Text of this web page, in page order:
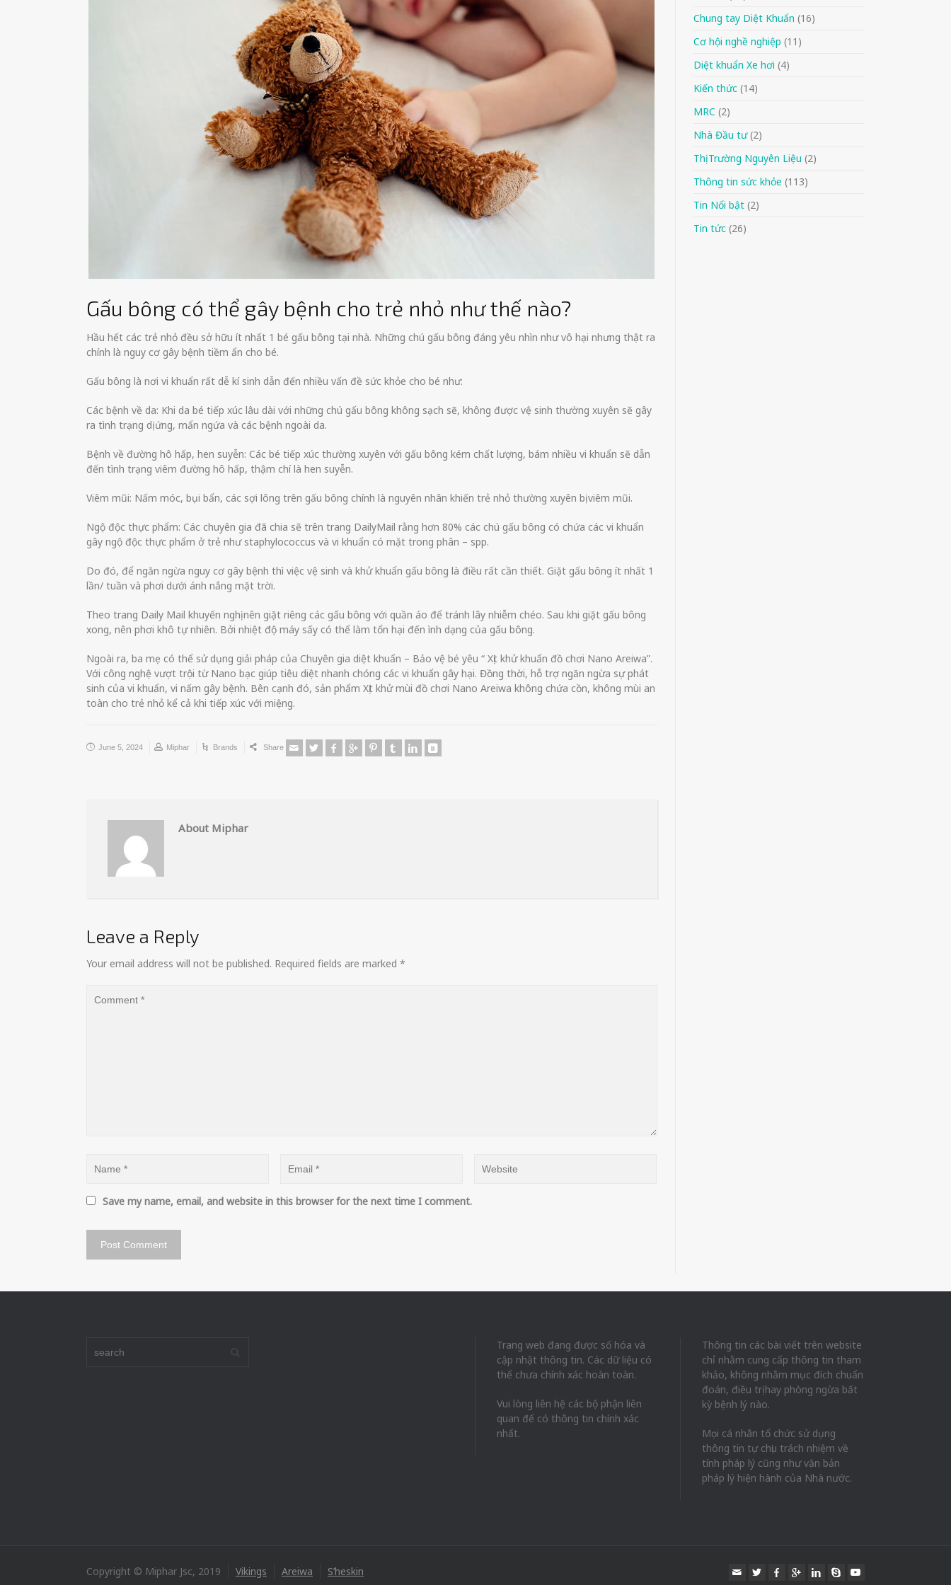
Gấu bông có thể gây bệnh cho trẻ nhỏ như thế nào?
Hầu hết các trẻ nhỏ đều sở hữu ít nhất 1 bé gấu bông tại nhà. Những chú gấu bông đáng yêu nhìn như vô hại nhưng thật ra
chính là nguy cơ gây bệnh tiềm ẩn cho bé.
Gấu bông là nơi vi khuẩn rất dễ kí sinh dẫn đến nhiều vấn đề sức khỏe cho bé như:
Các bệnh về da: Khi da bé tiếp xúc lâu dài với những chú gấu bông không sạch sẽ, không được vệ sinh thường xuyên sẽ gây
ra tình trạng dị ứng, mẩn ngứa và các bệnh ngoài da.
Bệnh về đường hô hấp, hen suyễn: Các bé tiếp xúc thường xuyên với gấu bông kém chất lượng, bám nhiều vi khuẩn sẽ dẫn
đến tình trạng viêm đường hô hấp, thậm chí là hen suyễn.
Viêm mũi: Nấm móc, bụi bẩn, các sợi lông trên gấu bông chính là nguyên nhân khiến trẻ nhỏ thường xuyên bị viêm mũi.
Ngộ độc thực phẩm: Các chuyên gia đã chia sẽ trên trang DailyMail rằng hơn 80% các chú gấu bông có chứa các vi khuẩn
gây ngộ độc thực phẩm ở trẻ như staphylococcus và vi khuẩn có mặt trong phân – spp.
Do đó, để ngăn ngừa nguy cơ gây bệnh thì việc vệ sinh và khử khuẩn gấu bông là điều rất cần thiết. Giặt gấu bông ít nhất 1
lần/ tuần và phơi dưới ánh nắng mặt trời.
Theo trang Daily Mail khuyến nghị nên giặt riêng các gấu bông với quần áo để tránh lây nhiễm chéo. Sau khi giặt gấu bông
xong, nên phơi khô tự nhiên. Bởi nhiệt độ máy sấy có thể làm tổn hại đến ình dạng của gấu bông.
Ngoài ra, ba mẹ có thể sử dụng giải pháp của Chuyên gia diệt khuẩn – Bảo vệ bé yêu “ Xịt khử khuẩn đồ chơi Nano Areiwa”.
Với công nghệ vượt trội từ Nano bạc giúp tiêu diệt nhanh chóng các vi khuẩn gây hại. Đồng thời, hỗ trợ ngăn ngừa sự phát
sinh của vi khuẩn, vi nấm gây bệnh. Bên cạnh đó, sản phẩm Xịt khử mùi đồ chơi Nano Areiwa không chứa cồn, không mùi an
toàn cho trẻ nhỏ kể cả khi tiếp xúc với miệng.
June 5, 2024 Miphar Brands Share
About Miphar
Leave a Reply
Your email address will not be published. Required fields are marked *
Save my name, email, and website in this browser for the next time I comment.
Chung tay Diệt Khuẩn (16)
Cơ hội nghề nghiệp (11)
Diệt khuẩn Xe hơi (4)
Kiến thức(14)
MRC (2)
Nhà Đầu tư(2)
Thị Trường Nguyên Liệu (2)
Thông tin sức khỏe (113)
Tin Nổi bật(2)
Tin tức(26)
Trang web đang được số hóa và
cập nhật thông tin. Các dữ liệu có
thể chưa chính xác hoàn toàn.
Vui lòng liên hệ các bộ phận liên
quan để có thông tin chính xác
nhất.
Thông tin các bài viết trên website
chỉ nhằm cung cấp thông tin tham
khảo, không nhằm mục đích chuẩn
đoán, điều trị hay phòng ngừa bất
kỳ bệnh lý nào.
Mọi cá nhân tổ chức sử dụng
thông tin tự chịu trách nhiệm về
tính pháp lý cũng như văn bản
pháp lý hiện hành của Nhà nước.
Copyright © Miphar Jsc, 2019 Vikings Areiwa S’heskin